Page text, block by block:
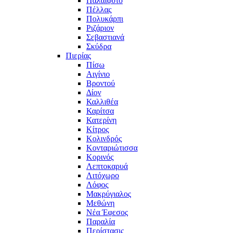
Πέλλας
Πολυκάρπι
Ριζάριον
Σεβαστιανά
Σκύδρα
Πιερίας
Πίσω
Αιγίνιο
Βροντού
Δίον
Καλλιθέα
Καρίτσα
Κατερίνη
Κίτρος
Κολινδρός
Κονταριώτισσα
Κορινός
Λεπτοκαρυά
Λιτόχωρο
Λόφος
Μακρύγιαλος
Μεθώνη
Νέα Έφεσος
Παραλία
Περίστασις